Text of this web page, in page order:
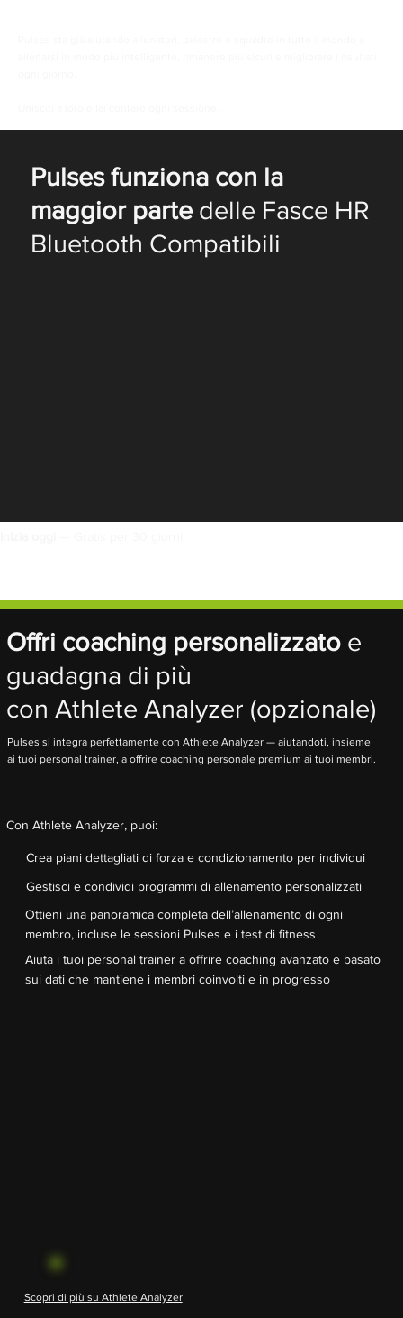
Pulses funziona con la
maggior partedelle Fasce HR
Bluetooth Compatibili
Offri coaching personalizzatoe
guadagna di più
con Athlete Analyzer (opzionale)
Pulses si integra perfettamente con Athlete Analyzer — aiutandoti, insieme
ai tuoi personal trainer, a offrire coaching personale premium ai tuoi membri.
Con Athlete Analyzer, puoi:
Crea piani dettagliati di forza e condizionamento per individui
Gestisci e condividi programmi di allenamento personalizzati
Ottieni una panoramica completa dell’allenamento di ogni
membro, incluse le sessioni Pulses e i test di fitness
Aiuta i tuoi personal trainer a offrire coaching avanzato e basato
sui dati che mantiene i membri coinvolti e in progresso
Scopri di più su Athlete Analyzer